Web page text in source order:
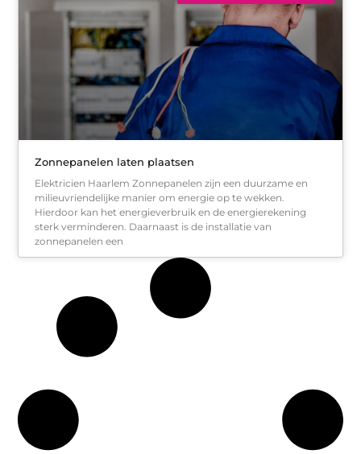
Zonnepanelen laten plaatsen
Elektricien Haarlem Zonnepanelen zijn een duurzame en
milieuvriendelijke manier om energie op te wekken.
Hierdoor kan het energieverbruik en de energierekening
sterk verminderen. Daarnaast is de installatie van
zonnepanelen een